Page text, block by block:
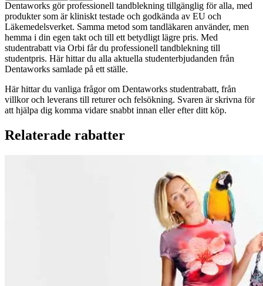
Dentaworks gör professionell tandblekning tillgänglig för alla, med
produkter som är kliniskt testade och godkända av EU och
Läkemedelsverket. Samma metod som tandläkaren använder, men
hemma i din egen takt och till ett betydligt lägre pris. Med
studentrabatt via Orbi får du professionell tandblekning till
studentpris. Här hittar du alla aktuella studenterbjudanden från
Dentaworks samlade på ett ställe.
Här hittar du vanliga frågor om Dentaworks studentrabatt, från
villkor och leverans till returer och felsökning. Svaren är skrivna för
att hjälpa dig komma vidare snabbt innan eller efter ditt köp.
Relaterade rabatter